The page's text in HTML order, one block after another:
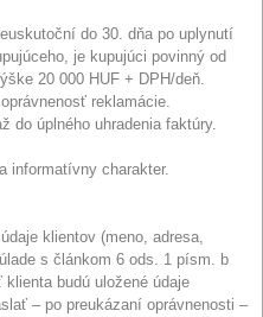
do 30. dňa po uplynutí
je kupujúci povinný od
20 000 HUF + DPH/deň.
reklamácie.
do úplného uhradenia faktúry.
informatívny charakter.
klientov (meno, adresa,
s článkom 6 ods. 1 písm. b
klienta budú uložené údaje
– po preukázaní oprávnenosti –